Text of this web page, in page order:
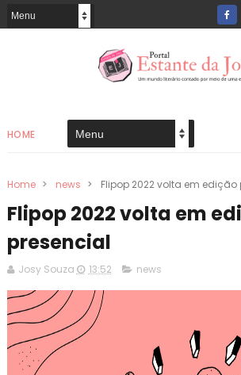
HOME
Home > news > Flipop 2022 volta em edição
Flipop 2022 volta em
presencial
Josy Souza 13:52 news